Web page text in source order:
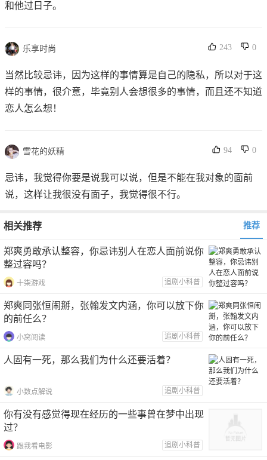
和他过日子。
乐享时尚 243 0
当然比较忌讳，因为这样的事情算是自己的隐私，所以对于这
样的事情，很介意，毕竟别人会想很多的事情，而且还不知道
恋人怎么想！
雪花的妖精 94 0
忌讳，我觉得你要是说我可以说，但是不能在我对象的面前
说，这样让我很没有面子，我觉得很不行。
相关推荐 推荐
郑爽勇敢承认整容，你忌讳别人在恋人面前说你
整过容吗？
十柒游戏 追剧小科普
郑爽同张恒闹掰，张翰发文内涵，你可以放下你
的前任么？
小窝阅读 追剧小科普
人固有一死，那么我们为什么还要活着？
小数点解说 追剧小科普
你有没有感觉得现在经历的一些事曾在梦中出现
过？
跟我看电影 追剧小科普